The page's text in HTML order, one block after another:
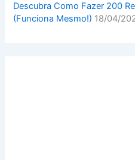
Descubra Como Fazer 200
(Funciona Mesmo!) 18/04/